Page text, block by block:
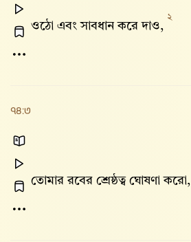
ওঠো এবং সাবধান করে দাও,
২
৭৪:৩
তোমার রবের শ্রেষ্ঠত্ব ঘোষণা করো,